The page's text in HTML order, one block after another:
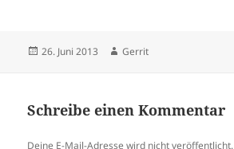
Veröffentlicht
26. Juni 2013 Autor
Gerrit
Schreibe einen Kommentar
Deine E-Mail-Adresse wird nicht veröffentlicht.